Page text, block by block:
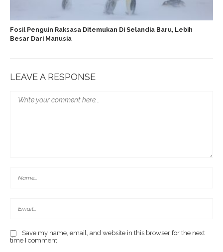
Fosil Penguin Raksasa Ditemukan Di Selandia Baru, Lebih
Besar Dari Manusia
LEAVE A RESPONSE
Save my name, email, and website in this browser for the next
time I comment.